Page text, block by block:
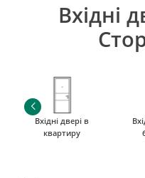
Вхідні
Вхідні двері в
квартиру